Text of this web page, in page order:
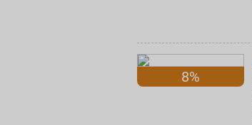
8%